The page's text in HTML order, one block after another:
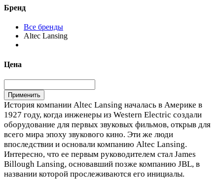
Бренд
Все бренды
Altec Lansing
Цена
История компании Altec Lansing началась в Америке в
1927 году, когда инженеры из Western Electric создали
оборудование для первых звуковых фильмов, открыв для
всего мира эпоху звукового кино. Эти же люди
впоследствии и основали компанию Altec Lansing.
Интересно, что ее первым руководителем стал James
Billough Lansing, основавший позже компанию JBL, в
названии которой прослеживаются его инициалы.